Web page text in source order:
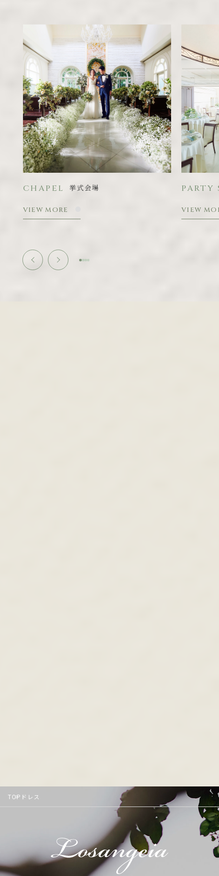
CHAPEL 挙式会場
VIEW MORE
PARTY
VIEW
TOP ドレス